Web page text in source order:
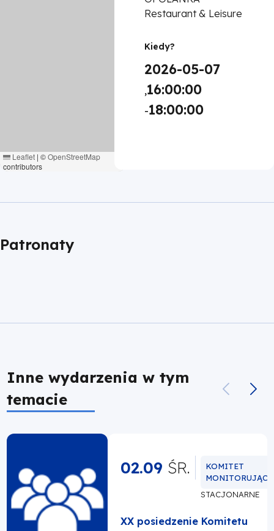
Leaflet | ©OpenStreetMap
contributors
Restaurant & Leisure
Kiedy?
2026-05-07
,16:00:00
-18:00:00
Patronaty
Inne wydarzenia w tym
temacie
02.09 ŚR.
KOMITET
MONITORUJĄCY
STACJONARNE
XX posiedzenie Komitetu